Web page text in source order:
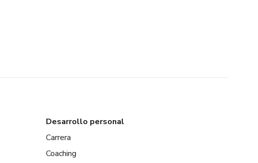
Desarrollo personal
Carrera
Coaching